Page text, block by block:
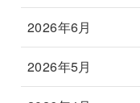
2026年6月
2026年5月